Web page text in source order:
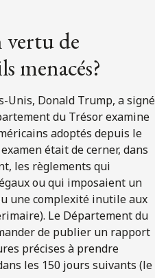
vertu de
menacés?
Unis, Donald Trump, a signé
du Trésor examine
adoptés depuis le
était de cerner, dans
les règlements qui
ou qui imposaient un
une complexité inutile aux
Le Département du
de publier un rapport
précises à prendre
les 150 jours suivants (le